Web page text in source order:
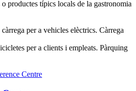
Càrrega
Pàrquing